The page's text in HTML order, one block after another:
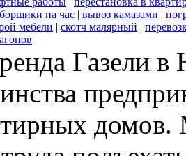
на час | вывоз камазами |
мебели | скотч малярный |
Газели